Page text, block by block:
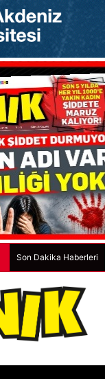
Son Dakika Haberleri